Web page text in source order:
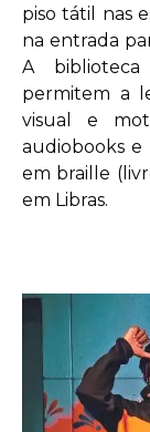
piso tátil nas
na entrada
A
permitem a
visual e
audiobooks e
em braille
em Libras.